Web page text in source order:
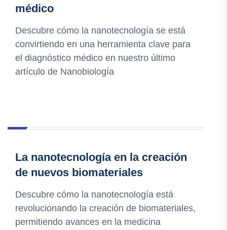
médico
Descubre cómo la nanotecnología se está
convirtiendo en una herramienta clave para
el diagnóstico médico en nuestro último
artículo de Nanobiología
La nanotecnología en la creación
de nuevos biomateriales
Descubre cómo la nanotecnología está
revolucionando la creación de biomateriales,
permitiendo avances en la medicina